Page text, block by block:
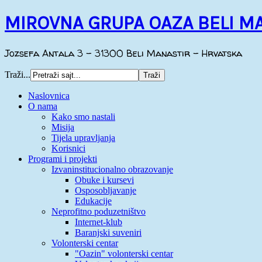
MIROVNA GRUPA OAZA BELI
Jozsefa Antala 3 - 31300 Beli Manastir - Hrvatska
Traži...
Naslovnica
O nama
Kako smo nastali
Misija
Tijela upravljanja
Korisnici
Programi i projekti
Izvaninstitucionalno obrazovanje
Obuke i kursevi
Osposobljavanje
Edukacije
Neprofitno poduzetništvo
Internet-klub
Baranjski suveniri
Volonterski centar
"Oazin" volonterski centar